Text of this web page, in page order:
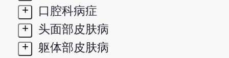
+
口腔科病症
+
头面部皮肤病
+
躯体部皮肤病